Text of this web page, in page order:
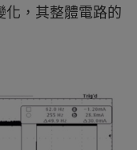
，其整體電路的